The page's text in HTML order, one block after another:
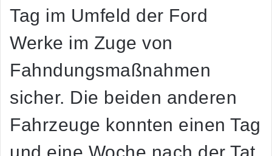
Tag im Umfeld der Ford
Werke im Zuge von
Fahndungsmaßnahmen
sicher. Die beiden anderen
Fahrzeuge konnten einen Tag
und eine Woche nach der Tat